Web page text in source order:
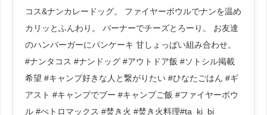
コス&ナンカレードッグ。 ファイヤーボウルでナンを温め
カリッとふんわり。 バーナーでチーズとろーり。 お友達
のハンバーガーにパンケーキ 甘しょっぱい組み合わせ。
#ナンタコス #ナンドッグ #アウトドア飯 #ソトシル掲載
希望 #キャンプ好きな人と繋がりたい #ひなたごはん #ギ
アスト #キャンプでブー #キャンプご飯 #ファイヤーボウ
ル #ぺトロマックス #焚き火 #焚き火料理#ta_ki_bi